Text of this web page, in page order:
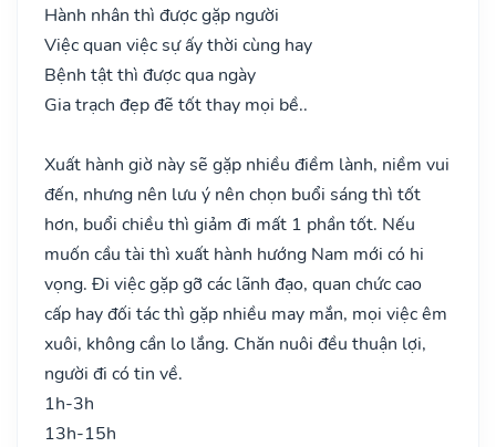
Hành nhân thì được gặp người
Việc quan việc sự ấy thời cùng hay
Bệnh tật thì được qua ngày
Gia trạch đẹp đẽ tốt thay mọi bề..
Xuất hành giờ này sẽ gặp nhiều điềm lành, niềm vui
đến, nhưng nên lưu ý nên chọn buổi sáng thì tốt
hơn, buổi chiều thì giảm đi mất 1 phần tốt. Nếu
muốn cầu tài thì xuất hành hướng Nam mới có hi
vọng. Đi việc gặp gỡ các lãnh đạo, quan chức cao
cấp hay đối tác thì gặp nhiều may mắn, mọi việc êm
xuôi, không cần lo lắng. Chăn nuôi đều thuận lợi,
người đi có tin về.
1h-3h
13h-15h